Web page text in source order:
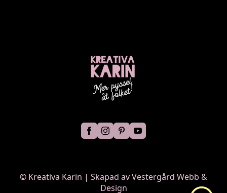
© Kreativa Karin | Skapad avVestergård Webb &
Design